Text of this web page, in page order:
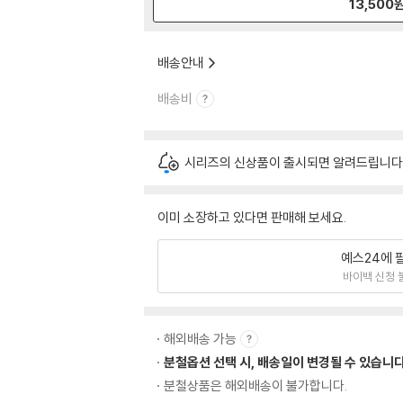
13,500
배송안내
배송비
시리즈의 신상품이 출시되면 알려드립니
이미 소장하고 있다면 판매해 보세요.
예스24에
바이백 신청
해외배송 가능
분철옵션 선택 시, 배송일이 변경될 수 있습니
분철상품은 해외배송이 불가합니다.